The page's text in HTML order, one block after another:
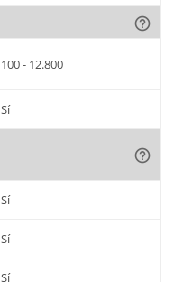
help_outline
100 - 12.800
Sí
help_outline
Sí
Sí
Sí